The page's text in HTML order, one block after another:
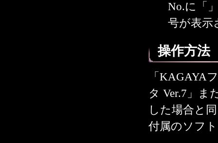
No.に「
号が表示
操作方法
「KAGAYA
タ Ver.7」ま
した場合と
付属のソフ